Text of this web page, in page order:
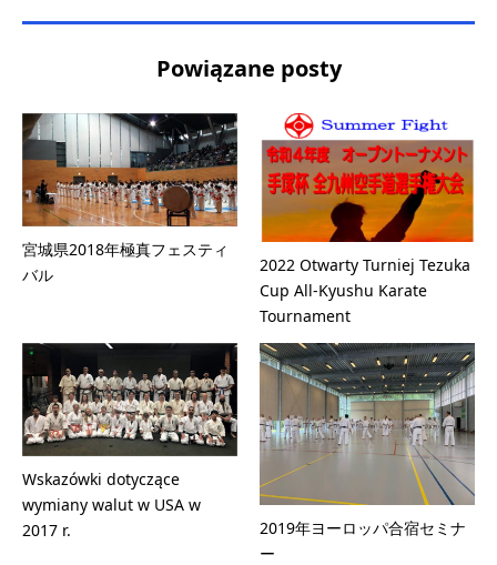
Powiązane posty
宮城県2018年極真フェスティ
バル
2022 Otwarty Turniej Tezuka
Cup All-Kyushu Karate
Tournament
Wskazówki dotyczące
wymiany walut w USA w
2017 r.
2019年ヨーロッパ合宿セミナ
ー